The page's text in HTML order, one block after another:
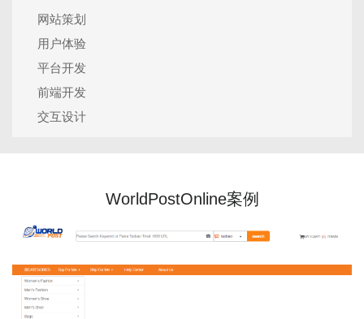
网站策划
用户体验
平台开发
前端开发
交互设计
WorldPostOnline案例